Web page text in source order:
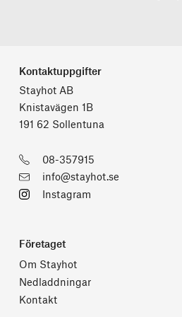
Kontaktuppgifter
Stayhot AB
Knistavägen 1B
191 62 Sollentuna
08-357915
info@stayhot.se
Instagram
Företaget
Om Stayhot
Nedladdningar
Kontakt